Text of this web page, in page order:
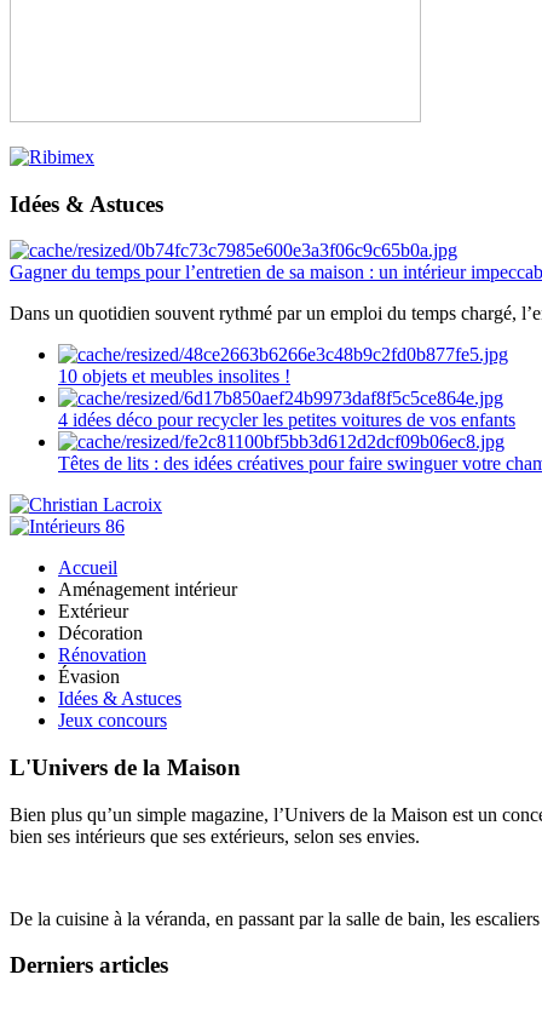
Idées & Astuces
Gagner du temps pour l’entretien de sa maison : un intérieur
Dans un quotidien souvent rythmé par un emploi du temps chargé,
10 objets et meubles insolites !
4 idées déco pour recycler les petites voitures de vos enfants
Têtes de lits : des idées créatives pour faire swinguer votre
Accueil
Aménagement intérieur
Extérieur
Décoration
Rénovation
Évasion
Idées & Astuces
Jeux concours
L'Univers de la Maison
Bien plus qu’un simple magazine, l’Univers de la Maison est un
bien ses intérieurs que ses extérieurs, selon ses envies.
De la cuisine à la véranda, en passant par la salle de bain, les
Derniers articles